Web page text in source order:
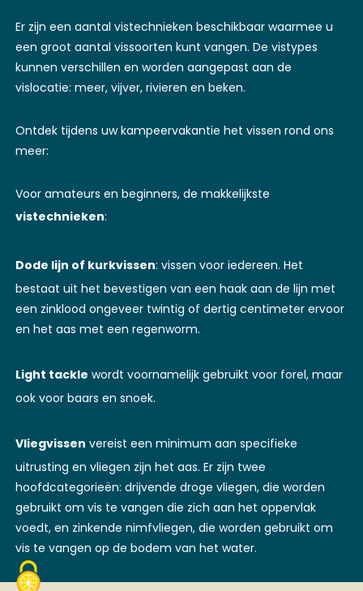
Er zijn een aantal vistechnieken beschikbaar waarmee u
een groot aantal vissoorten kunt vangen. De vistypes
kunnen verschillen en worden aangepast aan de
vislocatie: meer, vijver, rivieren en beken.
Ontdek tijdens uw kampeervakantie het vissen rond ons
meer:
Voor amateurs en beginners, de makkelijkste
vistechnieken:
Dode lijn of kurkvissen: vissen voor iedereen. Het
bestaat uit het bevestigen van een haak aan de lijn met
een zinklood ongeveer twintig of dertig centimeter ervoor
en het aas met een regenworm.
Light tackle wordt voornamelijk gebruikt voor forel, maar
ook voor baars en snoek.
Vliegvissen vereist een minimum aan specifieke
uitrusting en vliegen zijn het aas. Er zijn twee
hoofdcategorieën: drijvende droge vliegen, die worden
gebruikt om vis te vangen die zich aan het oppervlak
voedt, en zinkende nimfvliegen, die worden gebruikt om
vis te vangen op de bodem van het water.
Recreatie- en campingbasis Lac Cormoranche
Receptie
Camping